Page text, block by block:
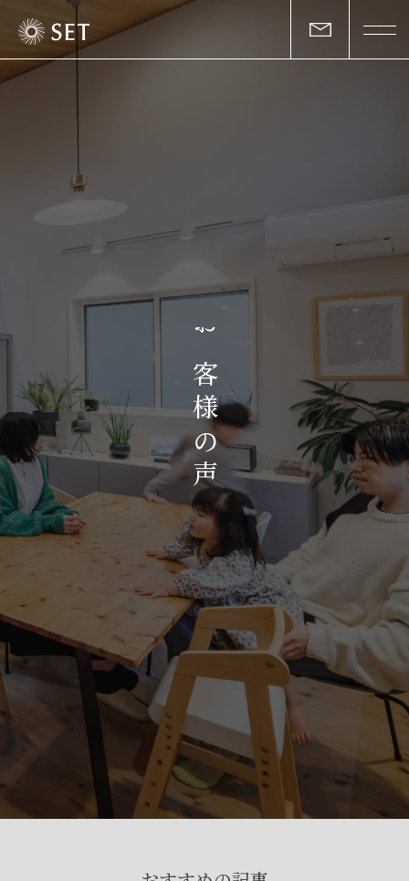
お
客
様
の
声
物件一覧
お客様の声
お知らせ・イベント
会社概要・アクセス
スタッフ紹介
プライバシーポリシー
賃貸管理サイトはこちら
会社に関することや物件についての
お問い合わせはこちらから